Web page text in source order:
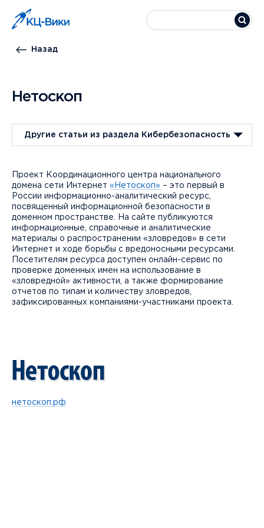
Назад
Нетоскоп
Другие статьи из раздела Кибербезопасность
Проект Координационного центра национального
домена сети Интернет «Нетоскоп» – это первый в
России информационно-аналитический ресурс,
посвященный информационной безопасности в
доменном пространстве. На сайте публикуются
информационные, справочные и аналитические
материалы о распространении «зловредов» в сети
Интернет и ходе борьбы с вредоносными ресурсами.
Посетителям ресурса доступен онлайн-сервис по
проверке доменных имен на использование в
«зловредной» активности, а также формирование
отчетов по типам и количеству зловредов,
зафиксированных компаниями-участниками проекта.
нетоскоп.рф